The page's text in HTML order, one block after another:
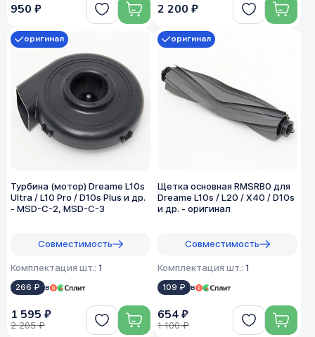
950 ₽ 2 200 ₽
Турбина (мотор) Dreame L10s
Ultra / L10 Pro / D10s Plus и др.
- MSD-C-2, MSD-C-3
Совместимость
Комплектация шт.: 1
266 ₽ в
оригинал
1 595 ₽
2 205 ₽
Щетка основная RMSRB0 для
Dreame L10s / L20 / X40 / D10s
и др. - оригинал
Совместимость
Комплектация шт.: 1
109 ₽ в
оригинал
654 ₽
1 100 ₽